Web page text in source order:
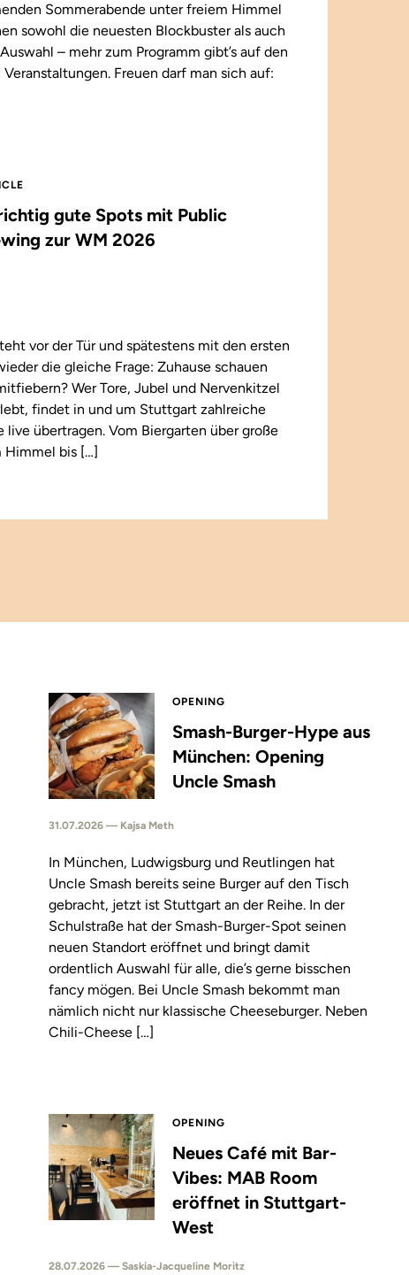
Sommerabende unter freiem Himmel
sowohl die neuesten Blockbuster als auch
– mehr zum Programm gibt’s auf den
Freuen darf man sich auf:
gute Spots mit Public
zur WM 2026
vor der Tür und spätestens mit den ersten
die gleiche Frage: Zuhause schauen
Wer Tore, Jubel und Nervenkitzel
findet in und um Stuttgart zahlreiche
live übertragen. Vom Biergarten über große
Himmel bis […]
OPENING
Smash-Burger-Hype aus
München: Opening
Uncle Smash
31.07.2026 — Kajsa Meth
In München, Ludwigsburg und Reutlingen hat
Uncle Smash bereits seine Burger auf den Tisch
gebracht, jetzt ist Stuttgart an der Reihe. In der
Schulstraße hat der Smash-Burger-Spot seinen
neuen Standort eröffnet und bringt damit
ordentlich Auswahl für alle, die’s gerne bisschen
fancy mögen. Bei Uncle Smash bekommt man
nämlich nicht nur klassische Cheeseburger. Neben
Chili-Cheese […]
OPENING
Neues Café mit Bar-
Vibes: MAB Room
eröffnet in Stuttgart-
West
28.07.2026 — Saskia-Jacqueline Moritz